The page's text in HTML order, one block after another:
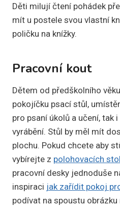
Děti milují čtení pohádek
mít u postele svou vlastní
poličku na knížky.
Pracovní kout
Dětem od předškolního
pokojíčku psací stůl,
pro psaní úkolů a učení, tak i
vyrábění. Stůl by měl mít
plochu. Pokud chcete aby
vybírejte z polohovacích
pracovní desky jednoduše
inspiraci jak zařídit pokoj
podívat na spoustu obrázku